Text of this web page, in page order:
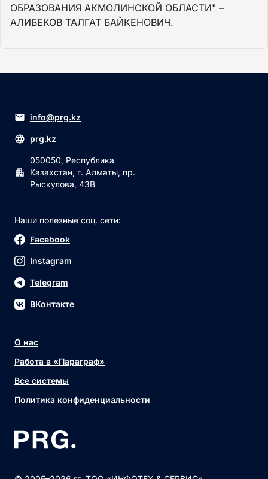
ОБРАЗОВАНИЯ АКМОЛИНСКОЙ ОБЛАСТИ" –
АЛИБЕКОВ ТАЛГАТ БАЙКЕНОВИЧ.
info@prg.kz
prg.kz
050050, Республика
Казахстан, г. Алматы, пр.
Рыскулова, 43В
Наши полезные соц. сети:
Facebook
Instagram
Telegram
ВКонтакте
О нас
Работа в «Параграф»
Все системы
Политика конфиденциальности